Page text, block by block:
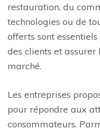
restauration, du
technologies ou de
offerts sont
des clients et
marché.
Les entreprises
pour répondre aux
consommateurs.